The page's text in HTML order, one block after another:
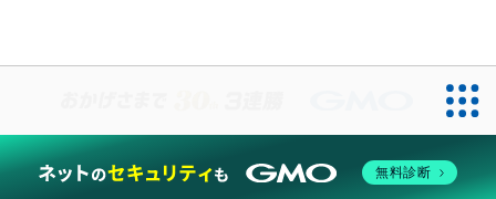
お問い合わせ 無料診断